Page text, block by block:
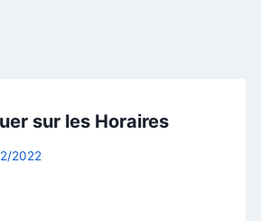
sur les Horaires
2022